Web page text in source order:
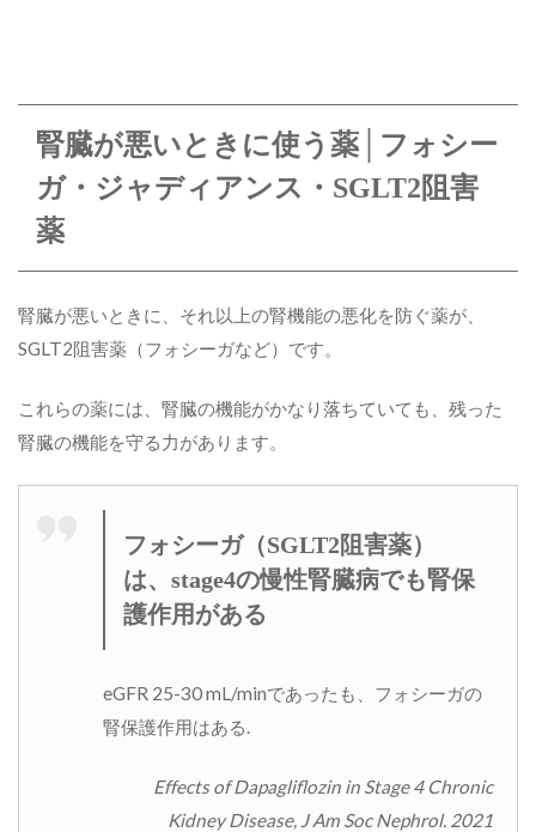
腎臓が悪いときに使う薬│フォシー
ガ・ジャディアンス・SGLT2阻害
薬
腎臓が悪いときに、それ以上の腎機能の悪化を防ぐ薬が、
SGLT2阻害薬（フォシーガなど）です。
これらの薬には、腎臓の機能がかなり落ちていても、残った
腎臓の機能を守る力があります。
フォシーガ（SGLT2阻害薬）
は、stage4の慢性腎臓病でも腎保
護作用がある
eGFR 25-30 mL/minであったも、フォシーガの
腎保護作用はある.
Effects of Dapagliflozin in Stage 4 Chronic
Kidney Disease, J Am Soc Nephrol. 2021